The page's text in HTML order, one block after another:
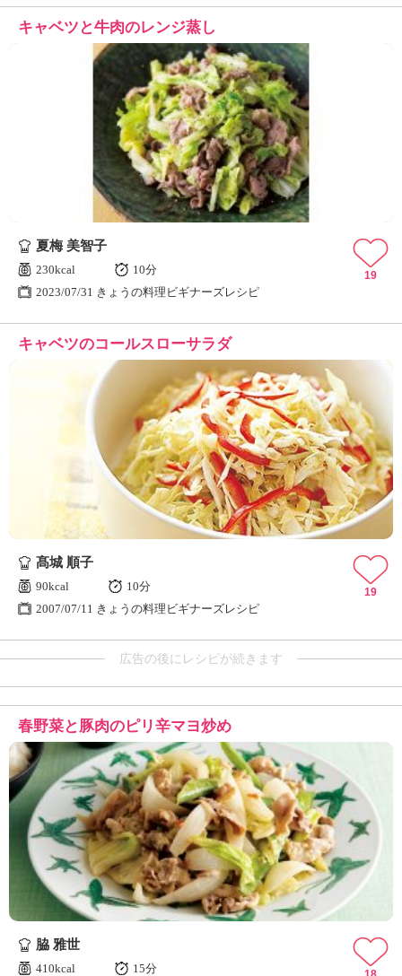
キャベツと牛肉のレンジ蒸し
夏梅 美智子
230kcal
10分
2023/07/31 きょうの料理ビギナーズレシピ
19
キャベツのコールスローサラダ
髙城 順子
90kcal
10分
2007/07/11 きょうの料理ビギナーズレシピ
19
広告の後にレシピが続きます
春野菜と豚肉のピリ辛マヨ炒め
脇 雅世
410kcal 15分